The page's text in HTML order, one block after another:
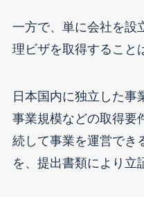
一方で、単に会社を設
理ビザを取得すること
日本国内に独立した事
事業規模などの取得要
続して事業を運営でき
を、提出書類により立